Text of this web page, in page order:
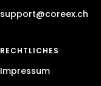
support@coreex.ch
RECHTLICHES
Impressum